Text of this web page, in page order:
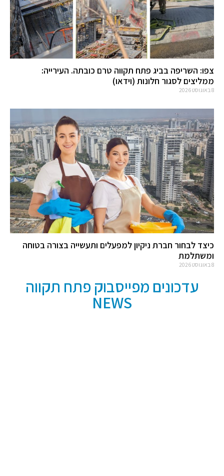
צפו: השריפה בביג פתח תקווה טרם כובתה. העירייה:
ממליצים לסגור חלונות (וידאו)
8 באוגוסט 2026
כיצד לבחור חברת ניקיון למפעלים ותעשייה בצורה בטוחה
ומשתלמת
8 באוגוסט 2026
עדכונים מפייסבוק פתח תקווה
NEWS